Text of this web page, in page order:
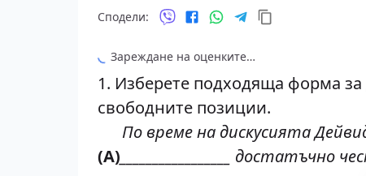
Сподели:
Зареждане на оценките…
1. Изберете подходяща форма за
свободните позиции.
По време на дискусията
(А) _________________ достатъчно